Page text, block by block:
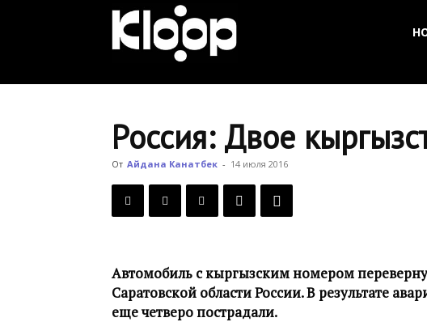
Новости
Россия: Двое
От Айдана Канатбек - 14 июля 2016
Автомобиль с кыргызским номером
Саратовской области России. В результате
еще четверо пострадали.